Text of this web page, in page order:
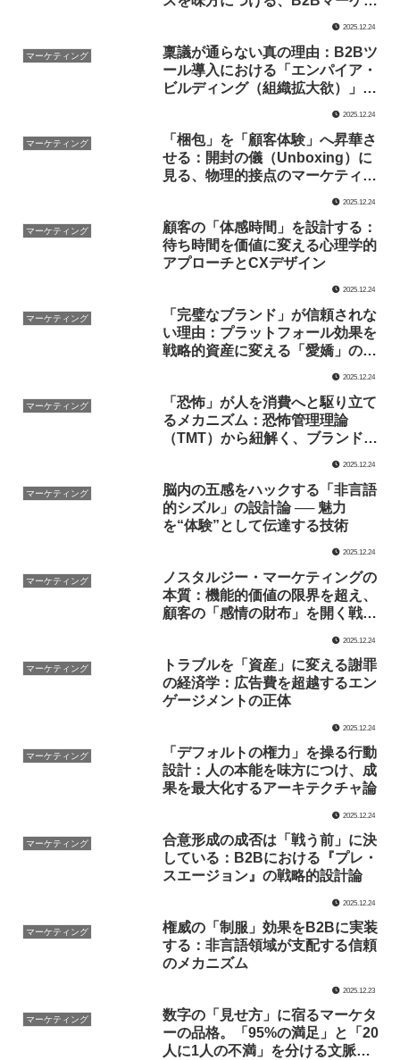
2025.12.24
マーケティング
稟議が通らない真の理由：B2Bツ
ール導入における「エンパイア・
ビルディング（組織拡大欲）」の
2025.12.24
マーケティング
「梱包」を「顧客体験」へ昇華さ
せる：開封の儀（Unboxing）に
見る、物理的接点のマーケティン
2025.12.24
マーケティング
顧客の「体感時間」を設計する：
待ち時間を価値に変える心理学的
アプローチとCXデザイン
2025.12.24
マーケティング
「完璧なブランド」が信頼されな
い理由：プラットフォール効果を
戦略的資産に変える「愛嬌」の技
2025.12.24
マーケティング
「恐怖」が人を消費へと駆り立て
るメカニズム：恐怖管理理論
（TMT）から紐解く、ブランドと
2025.12.24
マーケティング
脳内の五感をハックする「非言語
的シズル」の設計論 ── 魅力
を“体験”として伝達する技術
2025.12.24
マーケティング
ノスタルジー・マーケティングの
本質：機能的価値の限界を超え、
顧客の「感情の財布」を開く戦略
2025.12.24
マーケティング
トラブルを「資産」に変える謝罪
の経済学：広告費を超越するエン
ゲージメントの正体
2025.12.24
マーケティング
「デフォルトの権力」を操る行動
設計：人の本能を味方につけ、成
果を最大化するアーキテクチャ論
2025.12.24
マーケティング
合意形成の成否は「戦う前」に決
している：B2Bにおける『プレ・
スエージョン』の戦略的設計論
2025.12.24
マーケティング
権威の「制服」効果をB2Bに実装
する：非言語領域が支配する信頼
のメカニズム
2025.12.23
マーケティング
数字の「見せ方」に宿るマーケタ
ーの品格。「95%の満足」と「20
人に1人の不満」を分ける文脈設